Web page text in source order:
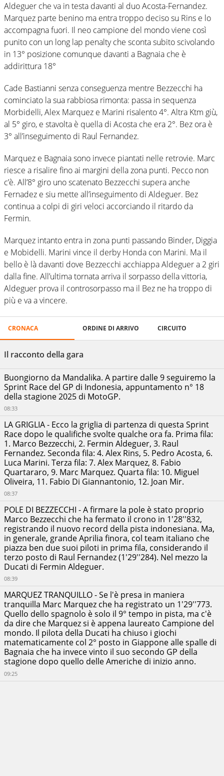
Aldeguer che va in testa davanti al duo Acosta-Fernandez.
Marquez parte benino ma entra troppo deciso su Rins e lo
accompagna fuori. Il neo campione del mondo viene così
punito con un long lap penalty che sconta subito scivolando
in 13° posizione comunque davanti a Bagnaia che è
addirittura 18°
Cade Bastianni senza conseguenza mentre Bezzecchi ha
cominciato la sua rabbiosa rimonta: passa in sequenza
Morbidelli, Alex Marquez e Marini risalento 4°. Altra Ktm giù,
al 5° giro, e stavolta è quella di Acosta che era 2°. Bez ora è
3° all’inseguimento di Raul Fernandez.
Marquez e Bagnaia sono invece piantati nelle retrovie. Marc
riesce a risalire fino ai margini della zona punti. Pecco non
c’è. All’8° giro uno scatenato Bezzecchi supera anche
Fernadez e siu mette all’inseguimento di Aldeguer. Bez
continua a colpi di giri veloci accorciando il ritardo da
Fermin.
Marquez intanto entra in zona punti passando Binder, Diggia
e Mobidelli. Marini vince il derby Honda con Marini. Ma il
bello è là davanti dove Bezzecchi acchiappa Aldeguer a 2 giri
dalla fine. All’ultima tornata arriva il sorpasso della vittoria,
Aldeguer prova il controsorpasso ma il Bez ne ha troppo di
più e va a vincere.
CRONACA ORDINE DI ARRIVO CIRCUITO
Il racconto della gara
MARQUEZ TRANQUILLO - Se l'è presa in maniera
tranquilla Marc Marquez che ha registrato un 1'29''773.
Quello dello spagnolo è solo il 9° tempo in pista, ma c'è
da dire che Marquez si è appena laureato Campione del
mondo. Il pilota della Ducati ha chiuso i giochi
matematicamente col 2° posto in Giappone alle spalle di
Bagnaia che ha invece vinto il suo secondo GP della
stagione dopo quello delle Americhe di inizio anno.
09:25
POLE DI BEZZECCHI - A firmare la pole è stato proprio
Marco Bezzecchi che ha fermato il crono in 1'28''832,
registrando il nuovo record della pista indonesiana. Ma,
in generale, grande Aprilia finora, col team italiano che
piazza ben due suoi piloti in prima fila, considerando il
terzo posto di Raul Fernandez (1'29''284). Nel mezzo la
Ducati di Fermin Aldeguer.
08:39
LA GRIGLIA - Ecco la griglia di partenza di questa Sprint
Race dopo le qualifiche svolte qualche ora fa. Prima fila:
1. Marco Bezzecchi, 2. Fermin Aldeguer, 3. Raul
Fernandez. Seconda fila: 4. Alex Rins, 5. Pedro Acosta, 6.
Luca Marini. Terza fila: 7. Alex Marquez, 8. Fabio
Quartararo, 9. Marc Marquez. Quarta fila: 10. Miguel
Oliveira, 11. Fabio Di Giannantonio, 12. Joan Mir.
08:37
Buongiorno da Mandalika. A partire dalle 9 seguiremo la
Sprint Race del GP di Indonesia, appuntamento n° 18
della stagione 2025 di MotoGP.
08:33
Ordine
di
arrivo
Marco
Bezzecchi
Aprilia
Racing
00:19:37.047
Fermin
Aldeguer
BK8
Gresini
Racing
MotoGP
+00:00:00.157
Raul
Fernandez
Trackhouse
Racing
+00:00:04.062
Alex
Marquez
BK8
Gresini
Racing
MotoGP
+00:00:05.832
Joan
Mir
Honda
HRC
+00:00:08.759
Marc
Marquez
Ducati
Lenovo
Team
+00:00:09.772
Franco
Morbidelli
Pertamina
Enduro
VR46 Racing
+00:00:11.980
Fabio Di
Indonesian
GP
-
Pertamina
Mandalika
Circuit
04/10/2025
Altri
dati:
Ora
inizio:
09:00
Circuito:
Pertamina
Mandalika
Circuit
Città:
Central
Lombok
Regency
Nazione:
Indonesia
Lunghezza
giro: